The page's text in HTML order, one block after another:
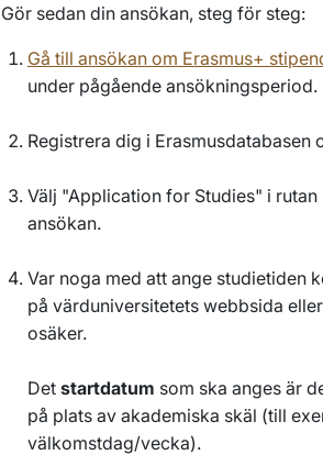
Gör sedan din ansökan, steg för steg:
Gå till ansökan om Erasmus+
under pågående ansökningsperiod.
Registrera dig i
Välj "Application for Studies" i rutan
ansökan.
Var noga med att ange studietiden
på värduniversitetets webbsida
osäker.
Det startdatum som ska anges är
på plats av akademiska skäl (till
välkomstdag/vecka).